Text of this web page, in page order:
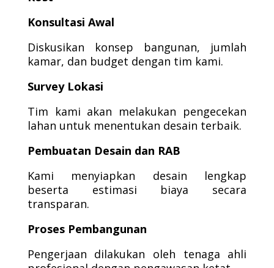
Konsultasi Awal
Diskusikan konsep bangunan, jumlah
kamar, dan budget dengan tim kami.
Survey Lokasi
Tim kami akan melakukan pengecekan
lahan untuk menentukan desain terbaik.
Pembuatan Desain dan RAB
Kami menyiapkan desain lengkap
beserta estimasi biaya secara
transparan.
Proses Pembangunan
Pengerjaan dilakukan oleh tenaga ahli